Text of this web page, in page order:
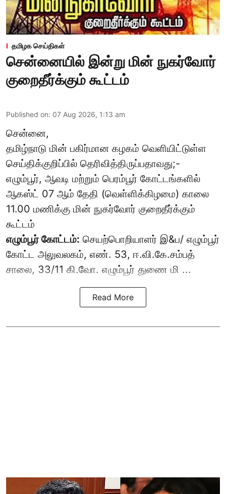
தமிழக செய்திகள்
சென்னையில் இன்று மின் நுகர்வோர்
குறைதீர்க்கும் கூட்டம்
Published on: 07 Aug 2026, 1:13 am
சென்னை,
தமிழ்நாடு மின் பகிர்மான கழகம் வெளியிட்டுள்ள
செய்திக்குறிப்பில் தெரிவித்திருப்பதாவது;-
எழும்பூர், ஆவடி மற்றும் பெரம்பூர் கோட்டங்களில்
ஆகஸ்ட் 07 ஆம் தேதி (வெள்ளிக்கிழமை) காலை
11.00 மணிக்கு மின் நுகர்வோர் குறைதீர்க்கும்
கூட்டம்
எழும்பூர் கோட்டம்: செயற்பொறியாளர் இ&ப/ எழும்பூர்
கோட்ட அலுவலகம், எண். 53, ஈ.வி.கே.சம்பத்
சாலை, 33/11 கி.வோ. எழும்பூர் துணை மி ...
Read More